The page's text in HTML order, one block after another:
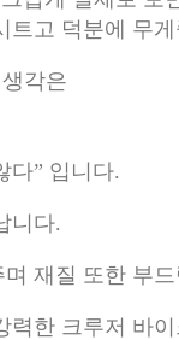
트고 덕분에 무
각은
다” 입니다.
니다.
재질 또한 부
력한 크루저 바